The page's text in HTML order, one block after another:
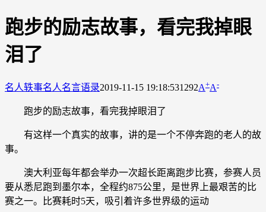
跑步的励志故事，看完我掉眼
泪了
名人轶事名人名言语录2019-11-15 19:18:531292A+A-
跑步的励志故事，看完我掉眼泪了
有这样一个真实的故事，讲的是一个不停奔跑的老人的故
事。
澳大利亚每年都会举办一次超长距离跑步比赛，参赛人员
要从悉尼跑到墨尔本，全程约875公里，是世界上最艰苦的比
赛之一。比赛耗时5天，吸引着许多世界级的运动